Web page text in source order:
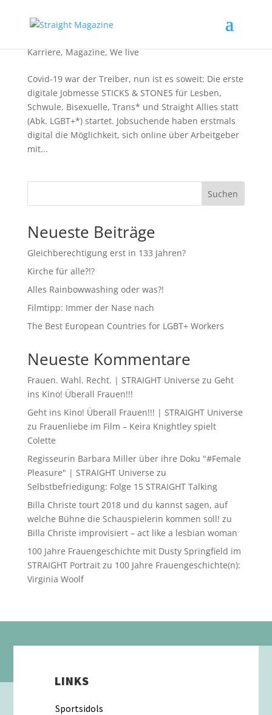
Karriere,Magazine,We live
Covid-19 war der Treiber, nun ist es soweit: Die erste
digitale Jobmesse STICKS & STONES für Lesben,
Schwule, Bisexuelle, Trans* und Straight Allies statt
(Abk. LGBT+*) startet. Jobsuchende haben erstmals
digital die Möglichkeit, sich online über Arbeitgeber
mit...
Suchen
Neueste Beiträge
Gleichberechtigung erst in 133 Jahren?
Kirche für alle?!?
Alles Rainbowwashing oder was?!
Filmtipp: Immer der Nase nach
The Best European Countries for LGBT+ Workers
Neueste Kommentare
Frauen. Wahl. Recht. | STRAIGHT Universe zu Geht
ins Kino! Überall Frauen!!!
Geht ins Kino! Überall Frauen!!! | STRAIGHT Universe
zu Frauenliebe im Film – Keira Knightley spielt
Colette
Regisseurin Barbara Miller über ihre Doku "#Female
Pleasure" | STRAIGHT Universe zu
Selbstbefriedigung: Folge 15 STRAIGHT Talking
Billa Christe tourt 2018 und du kannst sagen, auf
welche Bühne die Schauspielerin kommen soll! zu
Billa Christe improvisiert – act like a lesbian woman
100 Jahre Frauengeschichte mit Dusty Springfield im
STRAIGHT Portraitzu 100 Jahre Frauengeschichte(n):
Virginia Woolf
LINKS
Sportsidols